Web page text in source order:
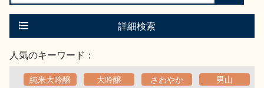
索
す
詳細検索
人気のキーワード：
純米大吟醸 大吟醸 さわやか 男山